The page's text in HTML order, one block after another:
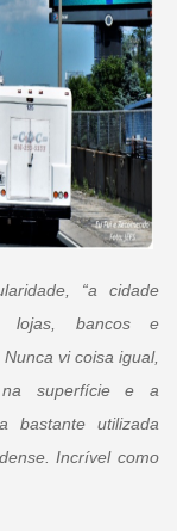
“a cidade
lojas, bancos e
vi coisa igual,
na superfície e a
bastante utilizada
Incrível como